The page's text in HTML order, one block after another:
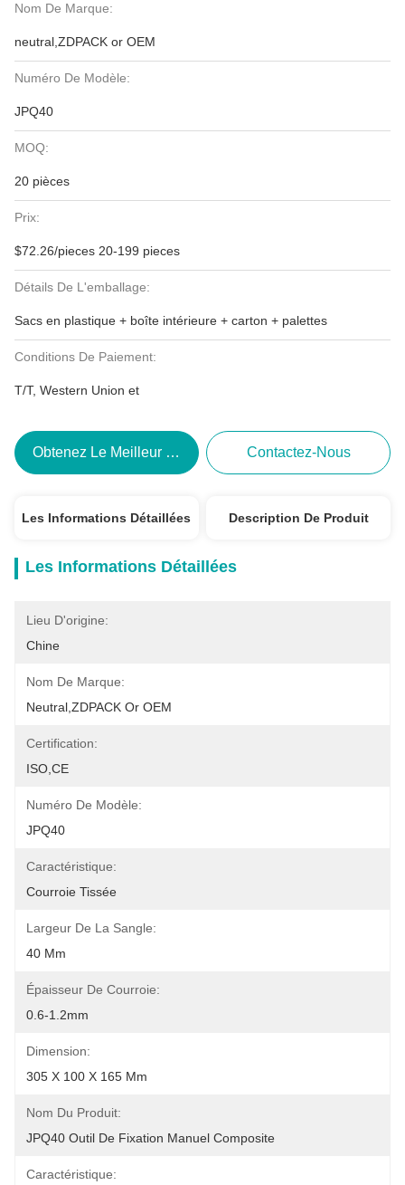
Nom De Marque:
neutral,ZDPACK or OEM
Numéro De Modèle:
JPQ40
MOQ:
20 pièces
Prix:
$72.26/pieces 20-199 pieces
Détails De L'emballage:
Sacs en plastique + boîte intérieure + carton + palettes
Conditions De Paiement:
T/T, Western Union et
Obtenez Le Meilleur Prix Contactez-Nous
Les Informations Détaillées Description De Produit
Les Informations Détaillées
Lieu D'origine:
Chine
Nom De Marque:
Neutral,ZDPACK Or OEM
Certification:
ISO,CE
Numéro De Modèle:
JPQ40
Caractéristique:
Courroie Tissée
Largeur De La Sangle:
40 Mm
Épaisseur De Courroie:
0.6-1.2mm
Dimension:
305 X 100 X 165 Mm
Nom Du Produit:
JPQ40 Outil De Fixation Manuel Composite
Caractéristique: